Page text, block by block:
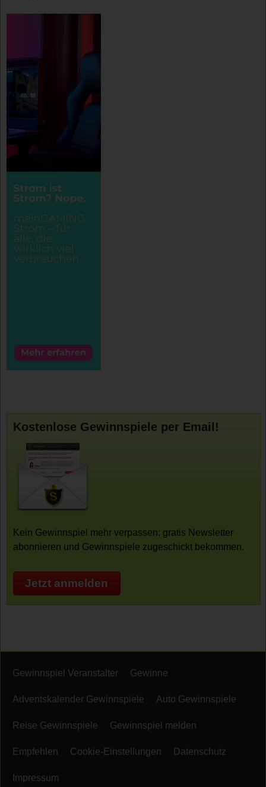
Kostenlose Gewinnspiele per Email!
Kein Gewinnspiel mehr verpassen: gratis Newsletter
abonnieren und Gewinnspiele zugeschickt bekommen.
Jetzt anmelden
Gewinnspiel Veranstalter Gewinne
Adventskalender Gewinnspiele Auto Gewinnspiele
Reise Gewinnspiele Gewinnspiel melden
Empfehlen Cookie-Einstellungen Datenschutz
Impressum